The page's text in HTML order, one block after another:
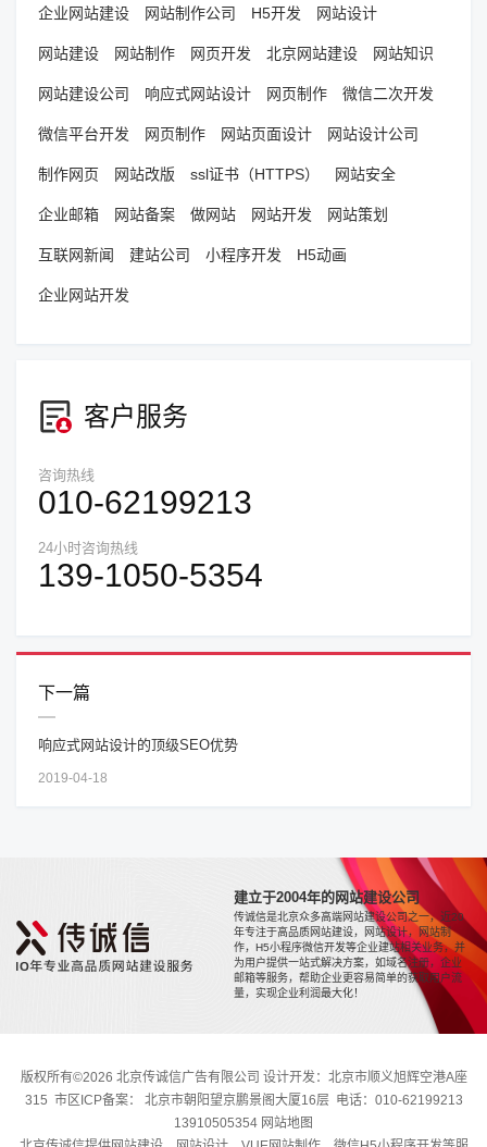
企业网站建设 网站制作公司 H5开发 网站设计
网站建设 网站制作 网页开发 北京网站建设 网站知识
网站建设公司 响应式网站设计 网页制作 微信二次开发
微信平台开发 网页制作 网站页面设计 网站设计公司
制作网页 网站改版 ssl证书（HTTPS） 网站安全
企业邮箱 网站备案 做网站 网站开发 网站策划
互联网新闻 建站公司 小程序开发 H5动画
企业网站开发
客户服务
咨询热线
010-62199213
24小时咨询热线
139-1050-5354
下一篇
响应式网站设计的顶级SEO优势
2019-04-18
建立于2004年的网站建设公司
传诚信是北京众多高端网站建设公司之一，近20
年专注于高品质网站建设，网站设计，网站制
作，H5小程序微信开发等企业建站相关业务，并
为用户提供一站式解决方案，如域名注册，企业
邮箱等服务，帮助企业更容易简单的获取用户流
量，实现企业利润最大化！
版权所有©2026 北京传诚信广告有限公司 设计开发：北京市顺义旭辉空港A座
315 市区ICP备案： 北京市朝阳望京鹏景阁大厦16层 电话：010-62199213
13910505354 网站地图